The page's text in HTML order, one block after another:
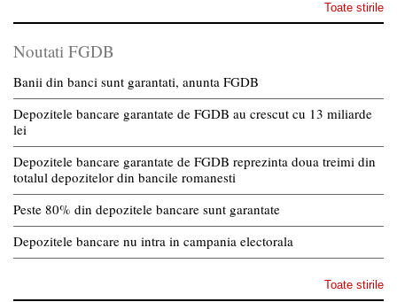
Toate stirile
Noutati FGDB
Banii din banci sunt garantati, anunta FGDB
Depozitele bancare garantate de FGDB au crescut cu 13 miliarde
lei
Depozitele bancare garantate de FGDB reprezinta doua treimi din
totalul depozitelor din bancile romanesti
Peste 80% din depozitele bancare sunt garantate
Depozitele bancare nu intra in campania electorala
Toate stirile